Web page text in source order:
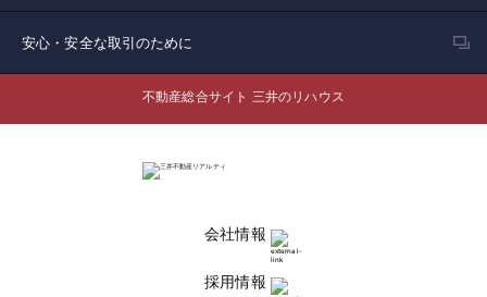
安心・安全な取引のために
不動産総合サイト 三井のリハウス
会社情報
採用情報